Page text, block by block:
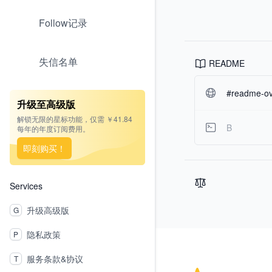
Follow记录
失信名单
升级至高级版
解锁无限的星标功能，仅需 ￥41.84
每年的年度订阅费用。
即刻购买！
Services
G 升级高级版
P 隐私政策
T 服务条款&协议
README
#readme-
B